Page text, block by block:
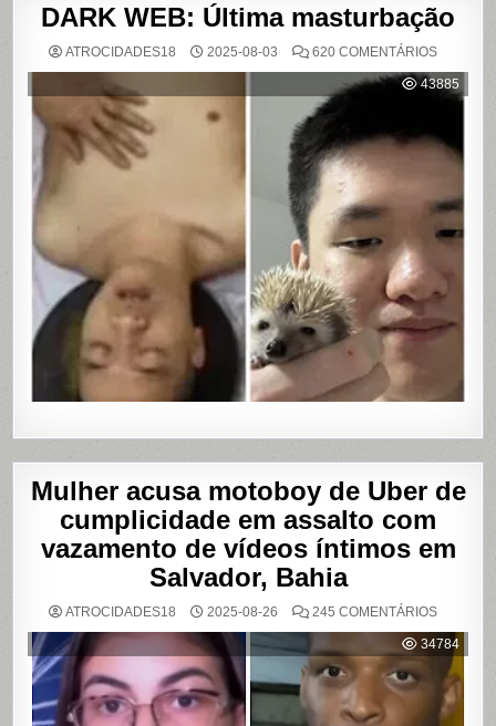
DARK WEB: Última masturbação
ATROCIDADES18 2025-08-03 620 COMENTÁRIOSEM
WEB:
ÚLTIMA
43885
Mulher acusa motoboy de Uber de
cumplicidade em assalto com
vazamento de vídeos íntimos em
Salvador, Bahia
ATROCIDADES18 2025-08-26 245 COMENTÁRIOSEM
ACUSA
DE
UBER
DE
EM
34784